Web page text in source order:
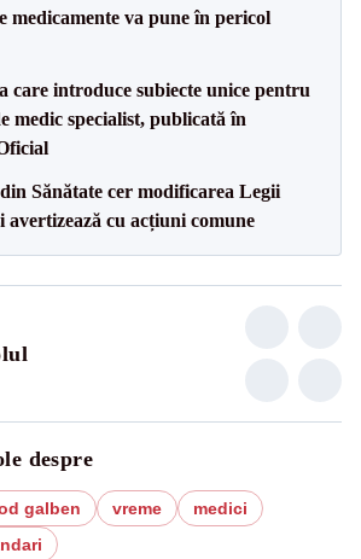
medicamente va pune în pericol
care introduce subiecte unice pentru
medic specialist, publicată în
Sănătate cer modificarea Legii
avertizează cu acțiuni comune
despre
galben vreme
medici